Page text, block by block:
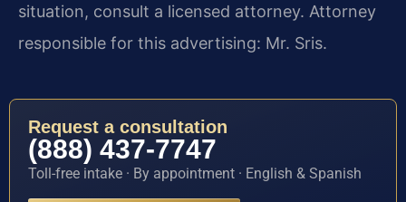
situation, consult a licensed attorney. Attorney
responsible for this advertising: Mr. Sris.
Request a consultation
(888) 437-7747
Toll-free intake · By appointment · English & Spanish